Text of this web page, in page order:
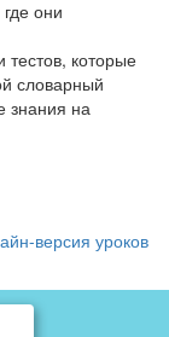
они
которые
словарный
знания на
версия уроков